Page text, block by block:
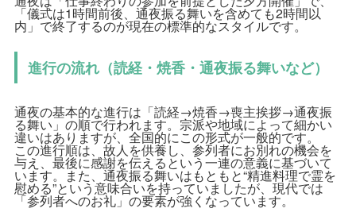
「儀式は1時間前後、通夜振る舞いを含めても2時間以
内」で終了するのが現在の標準的なスタイルです。
進行の流れ（読経・焼香・通夜振る舞いなど）
通夜の基本的な進行は「読経→焼香→喪主挨拶→通夜振
る舞い」の順で行われます。宗派や地域によって細かい
違いはありますが、全国的にこの形式が一般的です。
この進行順は、故人を供養し、参列者にお別れの機会を
与え、最後に感謝を伝えるという一連の意義に基づいて
います。また、通夜振る舞いはもともと“精進料理で霊を
慰める”という意味合いを持っていましたが、現代では
「参列者へのお礼」の要素が強くなっています。